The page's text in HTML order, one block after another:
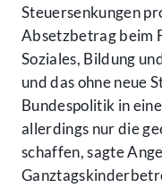
Steuersenkungen
Absetzbetrag beim
Soziales, Bildung
und das ohne neue
Bundespolitik in
allerdings nur die
schaffen, sagte